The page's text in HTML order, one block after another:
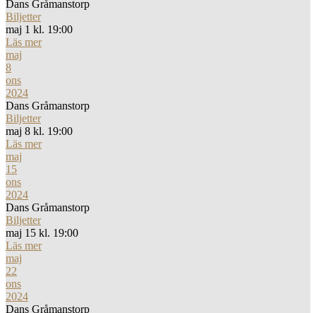
Dans Gråmanstorp
Biljetter
maj 1 kl. 19:00
Läs mer
maj
8
ons
2024
Dans Gråmanstorp
Biljetter
maj 8 kl. 19:00
Läs mer
maj
15
ons
2024
Dans Gråmanstorp
Biljetter
maj 15 kl. 19:00
Läs mer
maj
22
ons
2024
Dans Gråmanstorp